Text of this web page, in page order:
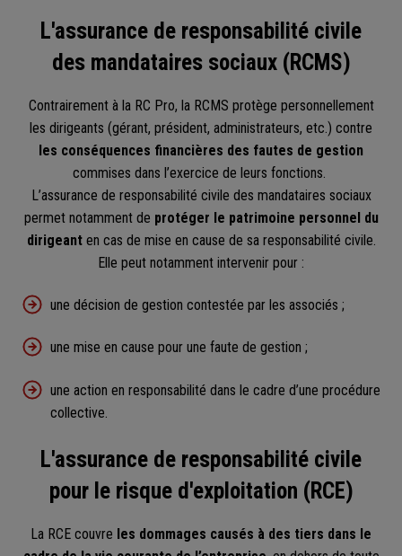
L'assurance de responsabilité civile
des mandataires sociaux (RCMS)
Contrairement à la RC Pro, la RCMS protège personnellement
les dirigeants (gérant, président, administrateurs, etc.) contre
les conséquences financières des fautes de gestion
commises dans l’exercice de leurs fonctions.
L’assurance de responsabilité civile des mandataires sociaux
permet notamment de protéger le patrimoine personnel du
dirigeanten cas de mise en cause de sa responsabilité civile.
Elle peut notamment intervenir pour :
une décision de gestion contestée par les associés ;
une mise en cause pour une faute de gestion ;
une action en responsabilité dans le cadre d’une procédure
collective.
L'assurance de responsabilité civile
pour le risque d'exploitation (RCE)
La RCE couvre les dommages causés à des tiers dans le